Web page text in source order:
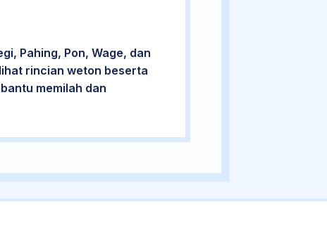
Pahing, Pon, Wage, dan
rincian weton beserta
memilah dan